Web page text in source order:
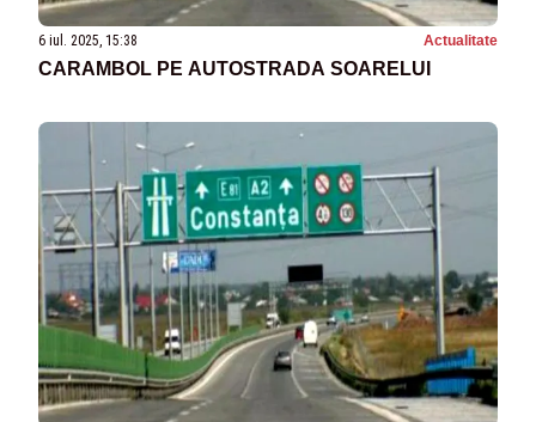
6 iul. 2025, 15:38 Actualitate
CARAMBOL PE AUTOSTRADA SOARELUI